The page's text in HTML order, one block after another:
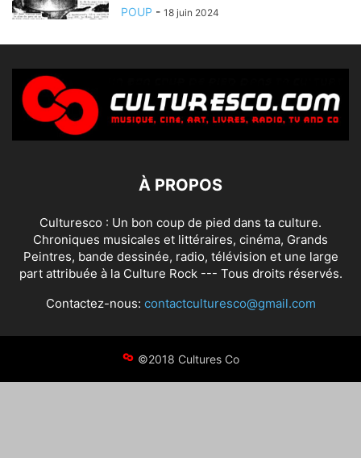
POUP - 18 juin 2024
À PROPOS
Culturesco : Un bon coup de pied dans ta culture.
Chroniques musicales et littéraires, cinéma, Grands
Peintres, bande dessinée, radio, télévision et une large
part attribuée à la Culture Rock --- Tous droits réservés.
Contactez-nous: contactculturesco@gmail.com
©2018 Cultures Co